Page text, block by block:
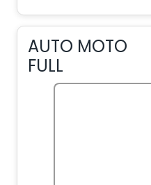
AUTO MOTO
FULL